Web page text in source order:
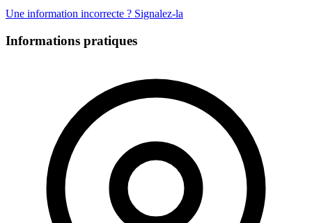
Une information incorrecte ? Signalez-la
Informations pratiques